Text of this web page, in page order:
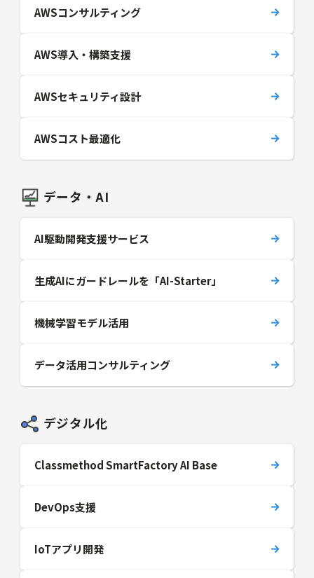
AWSコンサルティング
AWS導入・構築支援
AWSセキュリティ設計
AWSコスト最適化
データ・AI
AI駆動開発支援サービス
生成AIにガードレールを「AI-Starter」
機械学習モデル活用
データ活用コンサルティング
デジタル化
Classmethod SmartFactory AI Base
DevOps支援
IoTアプリ開発